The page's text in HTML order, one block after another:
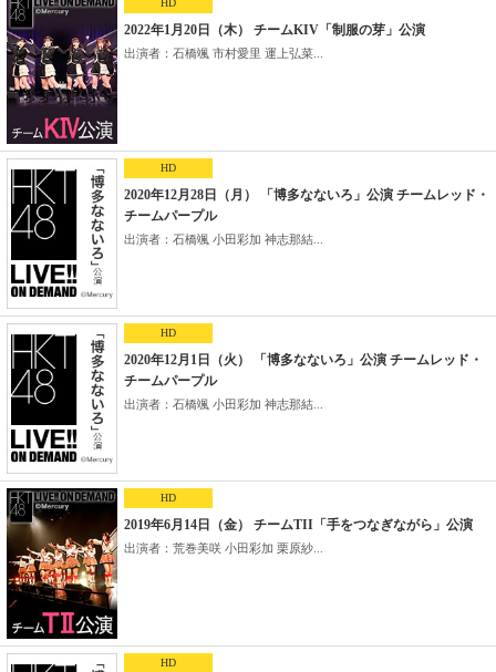
HD
2022年1月20日（木） チームKIV「制服の芽」公演
出演者：石橋颯 市村愛里 運上弘菜...
HD
2020年12月28日（月） 「博多なないろ」公演 チームレッド・
チームパープル
出演者：石橋颯 小田彩加 神志那結...
HD
2020年12月1日（火） 「博多なないろ」公演 チームレッド・
チームパープル
出演者：石橋颯 小田彩加 神志那結...
HD
2019年6月14日（金） チームTII「手をつなぎながら」公演
出演者：荒巻美咲 小田彩加 栗原紗...
HD